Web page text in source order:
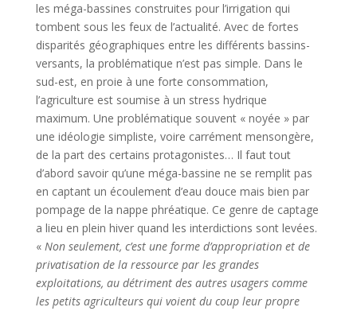
les méga-bassines construites pour l’irrigation qui
tombent sous les feux de l’actualité. Avec de fortes
disparités géographiques entre les différents bassins-
versants, la problématique n’est pas simple. Dans le
sud-est, en proie à une forte consommation,
l’agriculture est soumise à un stress hydrique
maximum. Une problématique souvent « noyée » par
une idéologie simpliste, voire carrément mensongère,
de la part des certains protagonistes… Il faut tout
d’abord savoir qu’une méga-bassine ne se remplit pas
en captant un écoulement d’eau douce mais bien par
pompage de la nappe phréatique. Ce genre de captage
a lieu en plein hiver quand les interdictions sont levées.
« Non seulement, c’est une forme d’appropriation et de
privatisation de la ressource par les grandes
exploitations, au détriment des autres usagers comme
les petits agriculteurs qui voient du coup leur propre